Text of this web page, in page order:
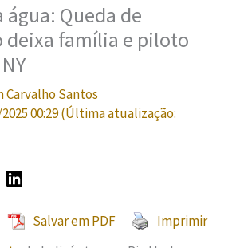
água: Queda de
deixa família e piloto
Carvalho Santos
00:29(Última atualização:
Salvar em PDF
Imprimir